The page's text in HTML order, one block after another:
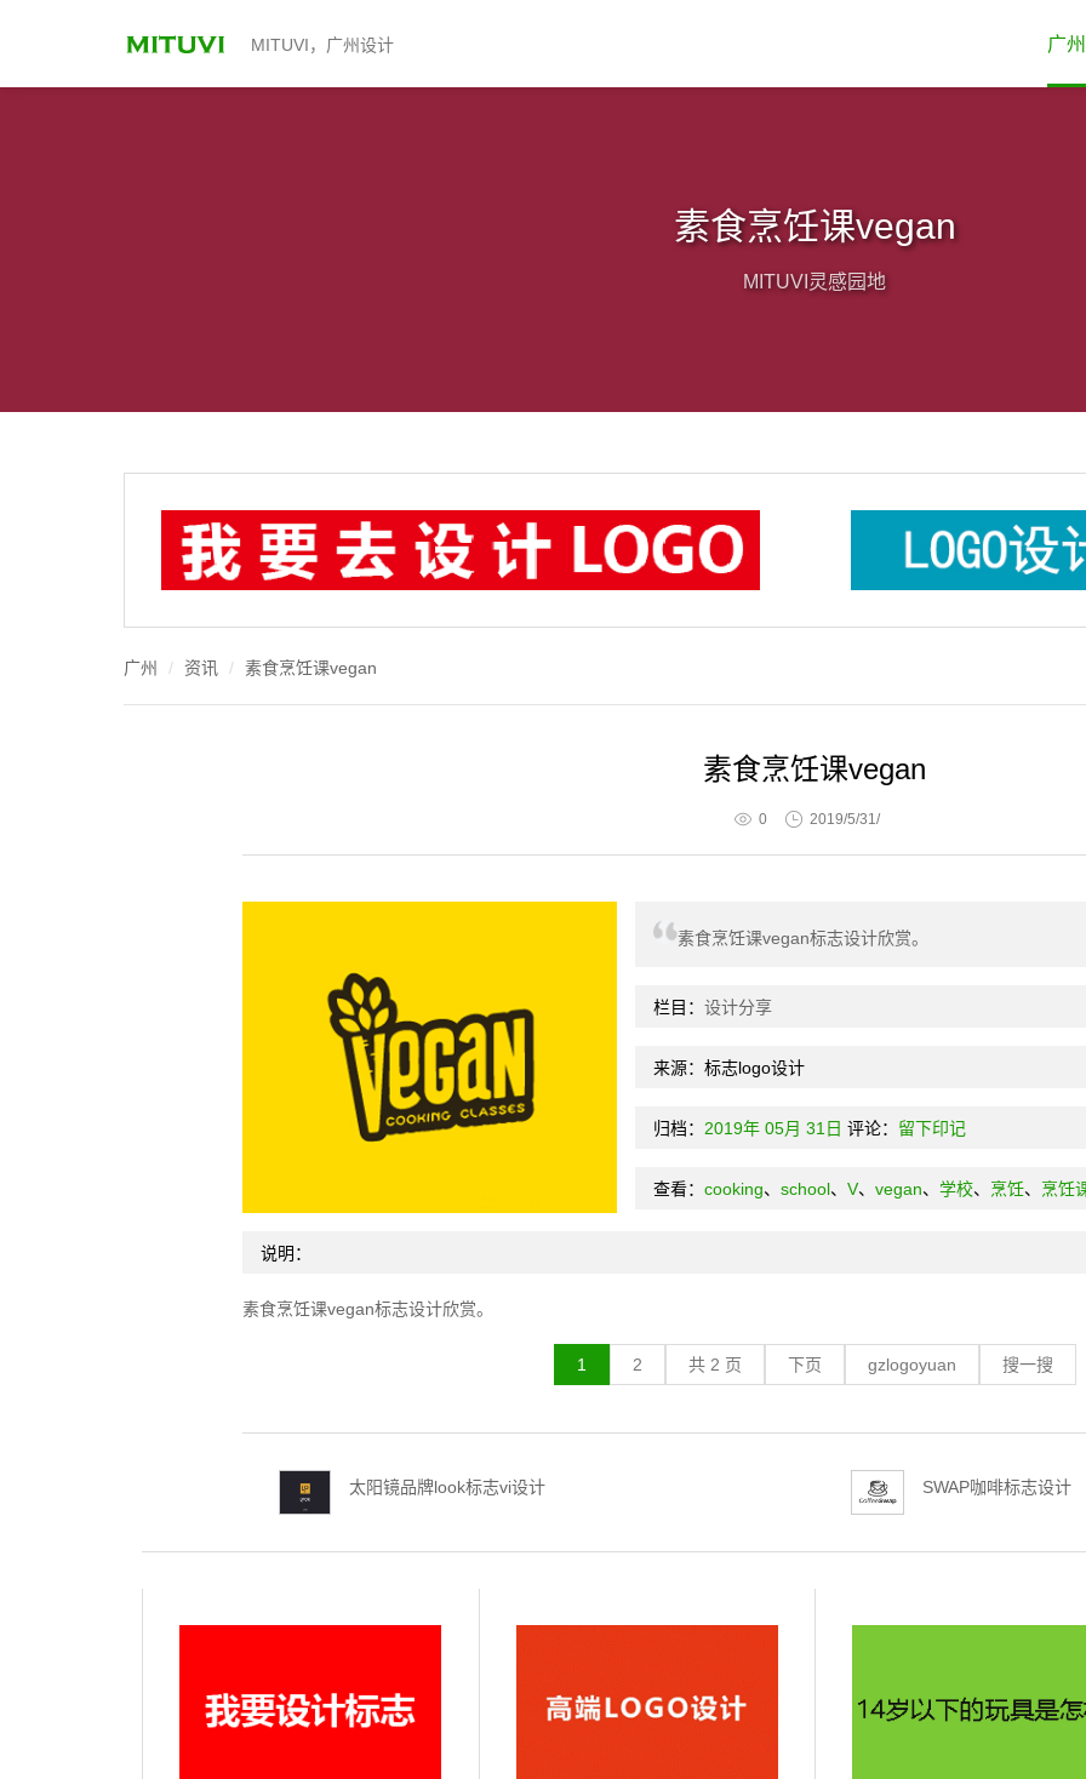
MITUVI，广州设计 广州
素食烹饪课vegan
MITUVI灵感园地
广州 资讯 素食烹饪课vegan
素食烹饪课vegan
0 2019/5/31/
素食烹饪课vegan标志设计欣赏。
栏目：设计分享
来源：标志logo设计
归档： 2019年 05月 31日 评论： 留下印记
查看：cooking、school、V、vegan、学校、 烹饪、 烹饪
说明：
素食烹饪课vegan标志设计欣赏。
1 2 共 2 页 下页 gzlogoyuan 搜一搜
太阳镜品牌look标志vi设计 SWAP咖啡标志设计